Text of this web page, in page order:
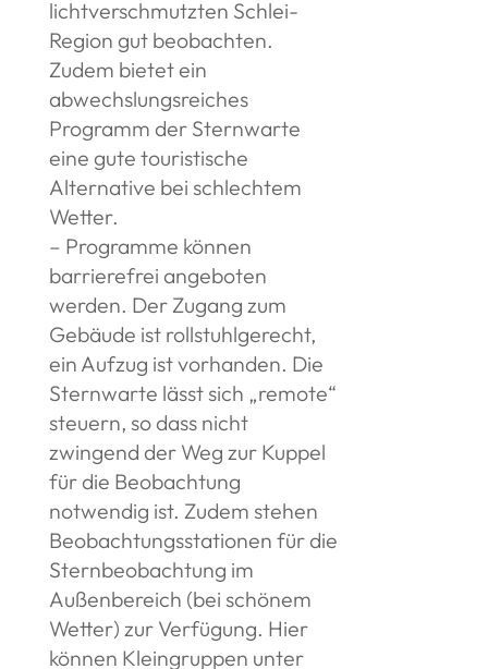
lichtverschmutzten Schlei-
Region gut beobachten.
Zudem bietet ein
abwechslungsreiches
Programm der Sternwarte
eine gute touristische
Alternative bei schlechtem
Wetter.
– Programme können
barrierefrei angeboten
werden. Der Zugang zum
Gebäude ist rollstuhlgerecht,
ein Aufzug ist vorhanden. Die
Sternwarte lässt sich „remote“
steuern, so dass nicht
zwingend der Weg zur Kuppel
für die Beobachtung
notwendig ist. Zudem stehen
Beobachtungsstationen für die
Sternbeobachtung im
Außenbereich (bei schönem
Wetter) zur Verfügung. Hier
können Kleingruppen unter